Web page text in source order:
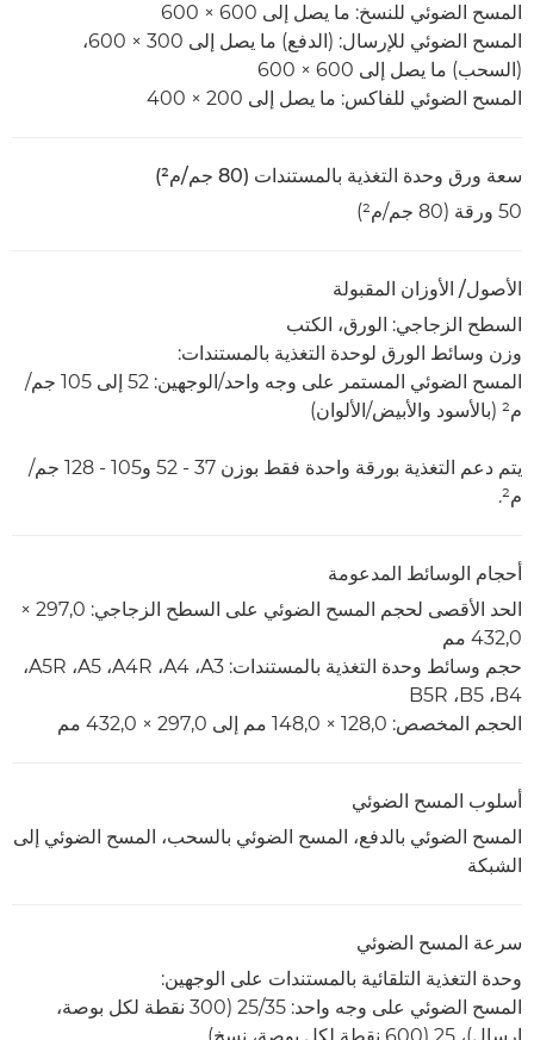
المسح الضوئي للنسخ: ما يصل إلى 600 × 600
المسح الضوئي للإرسال: (الدفع) ما يصل إلى 300 × 600،
(السحب) ما يصل إلى 600 × 600
المسح الضوئي للفاكس: ما يصل إلى 200 × 400
سعة ورق وحدة التغذية بالمستندات (80 جم/م²)
50 ورقة (80 جم/م²)
الأصول/ الأوزان المقبولة
السطح الزجاجي: الورق، الكتب
وزن وسائط الورق لوحدة التغذية بالمستندات:
المسح الضوئي المستمر على وجه واحد/الوجهين: 52 إلى 105 جم/
م² (بالأسود والأبيض/الألوان)
يتم دعم التغذية بورقة واحدة فقط بوزن 37 - 52 و105 - 128 جم/
م².
أحجام الوسائط المدعومة
الحد الأقصى لحجم المسح الضوئي على السطح الزجاجي: 297,0 ×
432,0 مم
حجم وسائط وحدة التغذية بالمستندات: A3‏، A4‏، A4R‏، A5‏، A5R‏،
B4‏، B5‏، B5R
الحجم المخصص: 128,0 × 148,0 مم إلى 297,0 × 432,0 مم
أسلوب المسح الضوئي
المسح الضوئي بالدفع، المسح الضوئي بالسحب، المسح الضوئي إلى
الشبكة
سرعة المسح الضوئي
وحدة التغذية التلقائية بالمستندات على الوجهين:
المسح الضوئي على وجه واحد: 35‏/25 (300 نقطة لكل بوصة،